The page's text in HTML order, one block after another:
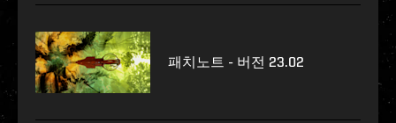
패치노트 - 버전 23.02